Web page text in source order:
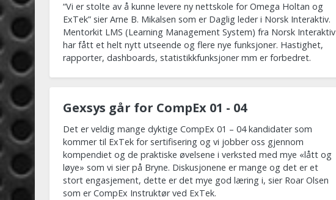
“Vi er stolte av å kunne levere ny nettskole for Omega Holtan og
ExTek” sier Arne B. Mikalsen som er Daglig leder i Norsk Interaktiv.
Mentorkit LMS (Learning Management System) fra Norsk Interaktiv
har fått et helt nytt utseende og flere nye funksjoner. Hastighet,
rapporter, dashboards, statistikkfunksjoner mm er forbedret.
Gexsys går for CompEx 01 - 04
Det er veldig mange dyktige CompEx 01 – 04 kandidater som
kommer til ExTek for sertifisering og vi jobber oss gjennom
kompendiet og de praktiske øvelsene i verksted med mye «lått og
løye» som vi sier på Bryne. Diskusjonene er mange og det er et
stort engasjement, dette er det mye god læring i, sier Roar Olsen
som er CompEx Instruktør ved ExTek.